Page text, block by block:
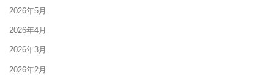
2026年5月
2026年4月
2026年3月
2026年2月